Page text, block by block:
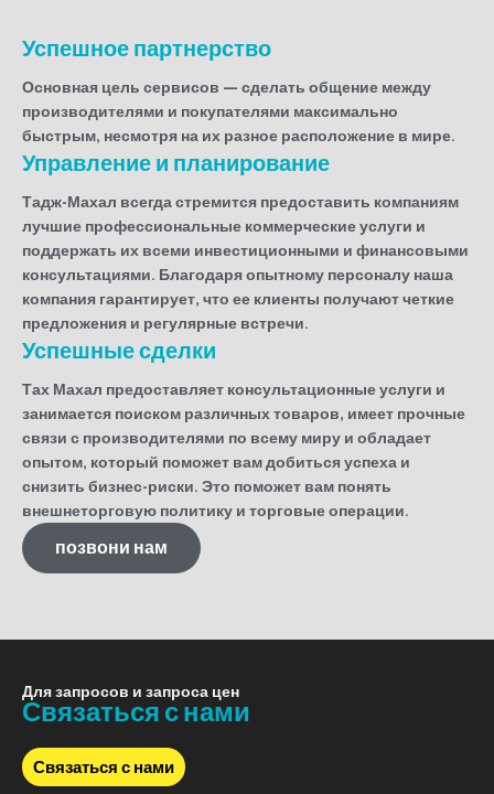
Успешное партнерство
Основная цель сервисов — сделать общение между
производителями и покупателями максимально
быстрым, несмотря на их разное расположение в мире.
Управление и планирование
Тадж-Махал всегда стремится предоставить компаниям
лучшие профессиональные коммерческие услуги и
поддержать их всеми инвестиционными и финансовыми
консультациями. Благодаря опытному персоналу наша
компания гарантирует, что ее клиенты получают четкие
предложения и регулярные встречи.
Успешные сделки
Тах Махал предоставляет консультационные услуги и
занимается поиском различных товаров, имеет прочные
связи с производителями по всему миру и обладает
опытом, который поможет вам добиться успеха и
снизить бизнес-риски. Это поможет вам понять
внешнеторговую политику и торговые операции.
позвони нам
Для запросов и запроса цен
Связаться с нами
Связаться с нами